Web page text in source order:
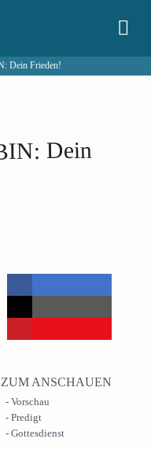
Dein Frieden!
Dein
ZUM ANSCHAUEN
- Vorschau
- Predigt
- Gottesdienst